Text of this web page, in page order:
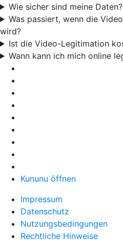
Wie sicher sind meine Daten?
Was passiert, wenn die
wird?
Ist die Video-Legitimation
Wann kann ich mich online
Kununu öffnen
Impressum
Datenschutz
Nutzungsbedingungen
Rechtliche Hinweise